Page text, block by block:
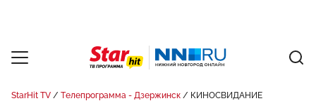
StarHit TV Телепрограмма - Дзержинск КИНОСВИДАНИЕ